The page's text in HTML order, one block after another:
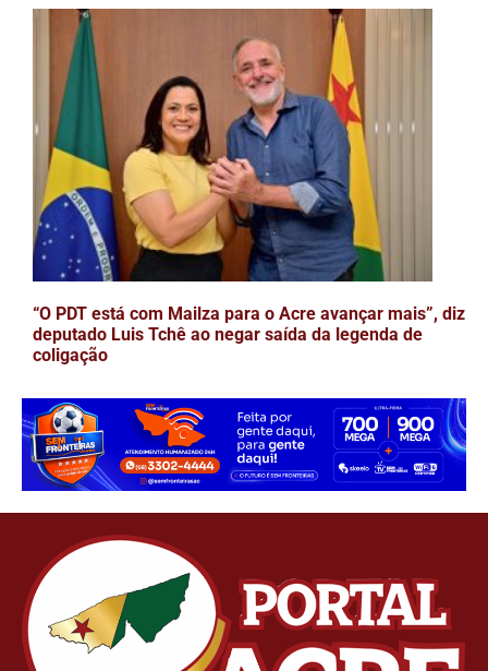
“O PDT está com Mailza para o Acre avançar mais”, diz
deputado Luis Tchê ao negar saída da legenda de
coligação